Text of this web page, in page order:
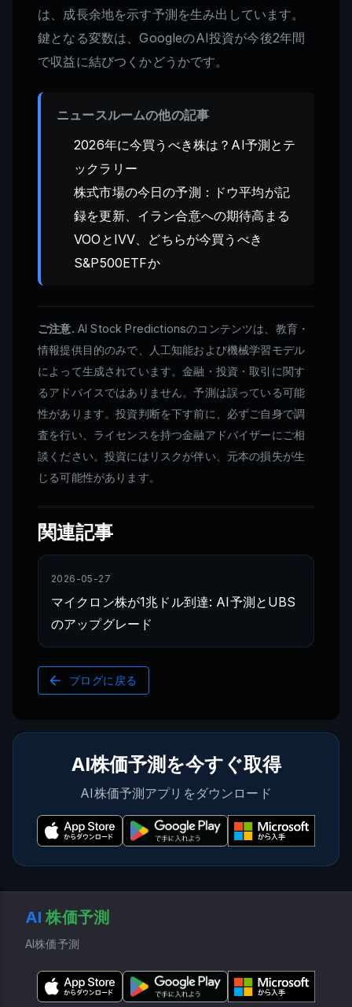
は、成長余地を示す予測を生み出しています。
鍵となる変数は、GoogleのAI投資が今後2年間
で収益に結びつくかどうかです。
ニュースルームの他の記事
2026年に今買うべき株は？AI予測とテ
ックラリー
株式市場の今日の予測：ドウ平均が記
録を更新、イラン合意への期待高まる
VOOとIVV、どちらが今買うべき
S&P500ETFか
ご注意. AI Stock Predictionsのコンテンツは、教育・
情報提供目的のみで、人工知能および機械学習モデル
によって生成されています。金融・投資・取引に関す
るアドバイスではありません。予測は誤っている可能
性があります。投資判断を下す前に、必ずご自身で調
査を行い、ライセンスを持つ金融アドバイザーにご相
談ください。投資にはリスクが伴い、元本の損失が生
じる可能性があります。
関連記事
2026-05-27
マイクロン株が1兆ドル到達: AI予測とUBS
のアップグレード
ブログに戻る
AI株価予測を今すぐ取得
AI株価予測アプリをダウンロード
AI 株価予測
AI株価予測